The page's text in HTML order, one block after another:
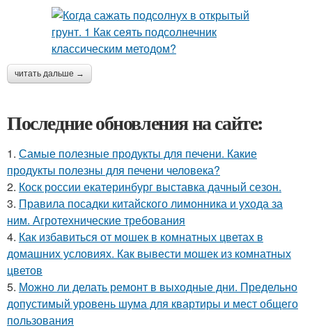
читать дальше →
Последние обновления на сайте:
1. Самые полезные продукты для печени. Какие
продукты полезны для печени человека?
2. Коск россии екатеринбург выставка дачный сезон.
3. Правила посадки китайского лимонника и ухода за
ним. Агротехнические требования
4. Как избавиться от мошек в комнатных цветах в
домашних условиях. Как вывести мошек из комнатных
цветов
5. Можно ли делать ремонт в выходные дни. Предельно
допустимый уровень шума для квартиры и мест общего
пользования